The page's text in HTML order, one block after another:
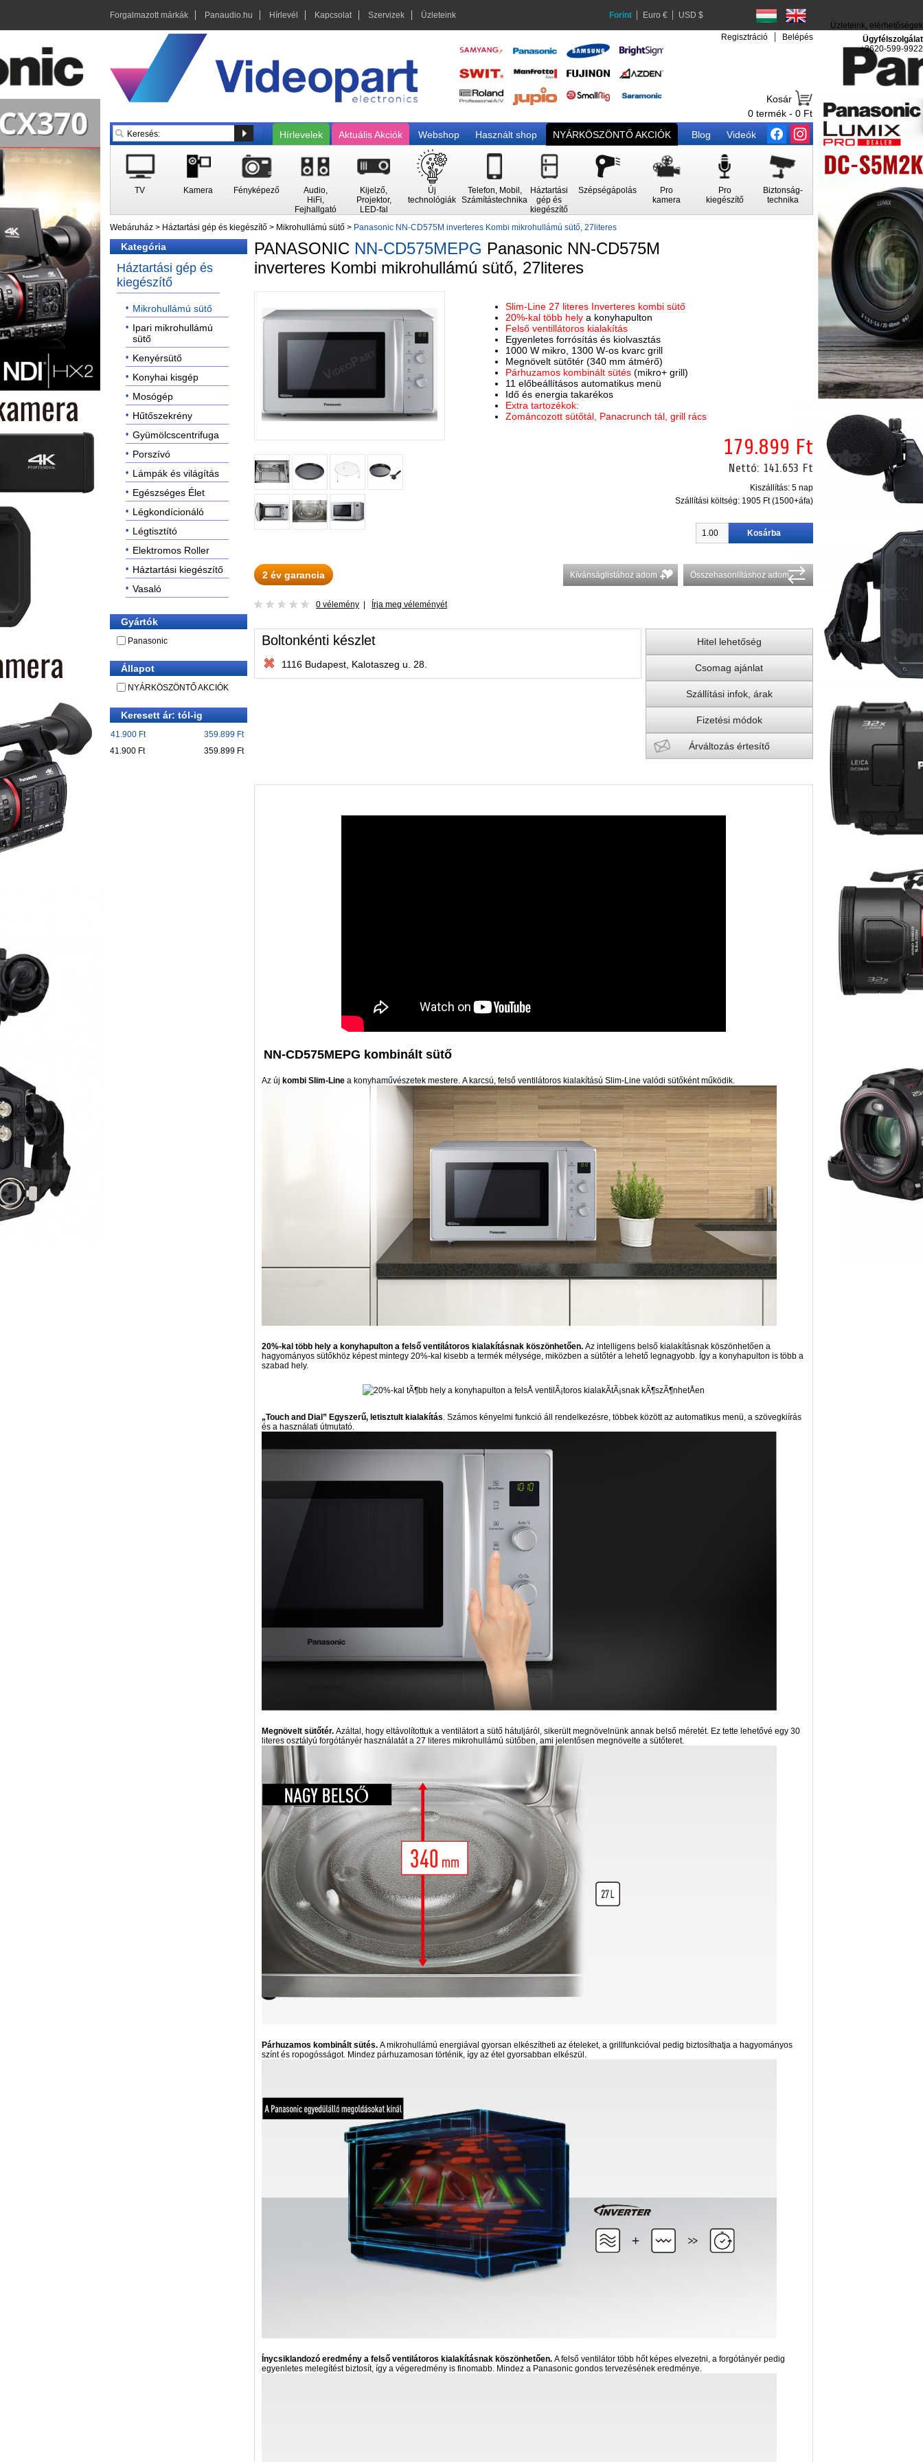
Forgalmazott márkák Panaudio.hu Hírlevél Kapcsolat Szervizek Üzleteink Forint Euro € USD $
Regisztráció Belépés
Kosár
0 termék - 0 Ft
Hírlevelek
Aktuális Akciók Webshop Használt shop NYÁRKÖSZÖNTŐ AKCIÓK Blog Videók
TV Kamera Fényképező
Audio,
HiFi,
Fejhallgató
Kijelző,
Projektor,
LED-fal
Új
technológiák
Telefon, Mobil,
Számítástechnika
Háztartási
gép és
kiegészítő
Szépségápolás
Pro
kamera
Pro
kiegészítő
Biztonság-
technika
Üzleteink, elérhetőségek
Ügyfélszolgálat
+3620-599-9922
Webáruház > Háztartási gép és kiegészítő > Mikrohullámú sütő > Panasonic NN-CD575M inverteres Kombi mikrohullámú sütő, 27literes
Kategória
Háztartási gép és
kiegészítő
Mikrohullámú sütő
Ipari mikrohullámú
sütő
Kenyérsütő
Konyhai kisgép
Mosógép
Hűtőszekrény
Gyümölcscentrifuga
Porszívó
Lámpák és világítás
Egészséges Élet
Légkondícionáló
Légtisztító
Elektromos Roller
Háztartási kiegészítő
Vasaló
Gyártók
Panasonic
Állapot
NYÁRKÖSZÖNTŐ AKCIÓK
Keresett ár: tól-ig
41.900 Ft
359.899 Ft
41.900 Ft
359.899 Ft
PANASONIC NN-CD575MEPG Panasonic NN-CD575M
inverteres Kombi mikrohullámú sütő, 27literes
Slim-Line 27 literes Inverteres kombi sütő
20%-kal több helya konyhapulton
Felső ventillátoros kialakítás
Egyenletes forrósítás és kiolvasztás
1000 W mikro, 1300 W-os kvarc grill
Megnövelt sütőtér (340 mm átmérő)
Párhuzamos kombinált sütés(mikro+ grill)
11 előbeállításos automatikus menü
Idő és energia takarékos
Extra tartozékok:
Zománcozott sütőtál, Panacrunch tál, grill rács
179.899 Ft
Nettó: 141.653 Ft
Kiszállítás: 5 nap
Szállítási költség:1905 Ft (1500+áfa)
2 év garancia Kívánságlistához adom Összehasonlításhoz adom
0 vélemény Írja meg véleményét
Boltonkénti készlet
1116 Budapest, Kalotaszeg u. 28.
Hitel lehetőség
Csomag ajánlat
Szállítási infok, árak
Fizetési módok
Árváltozás értesítő
NN-CD575MEPG kombinált sütő
Az új kombi Slim-Line a konyhaművészetek mestere. A karcsú, felső ventilátoros kialakítású Slim-Line valódi sütőként működik.
20%-kal több hely a konyhapulton a felső ventilátoros kialakításnak köszönhetően. Az intelligens belső kialakításnak köszönhetően a
hagyományos sütőkhöz képest mintegy 20%-kal kisebb a termék mélysége, miközben a sütőtér a lehető legnagyobb. Így a konyhapulton is több a
szabad hely.
„Touch and Dial” Egyszerű, letisztult kialakítás. Számos kényelmi funkció áll rendelkezésre, többek között az automatikus menü, a szövegkiírás
és a használati útmutató.
Megnövelt sütőtér. Azáltal, hogy eltávolítottuk a ventilátort a sütő hátuljáról, sikerült megnövelnünk annak belső méretét. Ez tette lehetővé egy 30
literes osztályú forgótányér használatát a 27 literes mikrohullámú sütőben, ami jelentősen megnövelte a sütőteret.
Párhuzamos kombinált sütés. A mikrohullámú energiával gyorsan elkészítheti az ételeket, a grillfunkcióval pedig biztosíthatja a hagyományos
színt és ropogósságot. Mindez párhuzamosan történik, így az étel gyorsabban elkészül.
Ínycsiklandozó eredmény a felső ventilátoros kialakításnak köszönhetően. A felső ventilátor több hőt képes elvezetni, a forgótányér pedig
egyenletes melegítést biztosít, így a végeredmény is finomabb. Mindez a Panasonic gondos tervezésének eredménye.